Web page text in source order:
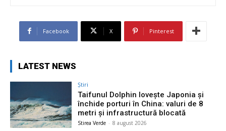
Facebook X Pinterest
LATEST NEWS
Știri
Taifunul Dolphin lovește Japonia și
închide porturi în China: valuri de 8
metri și infrastructură blocată
Stirea Verde - 8 august 2026